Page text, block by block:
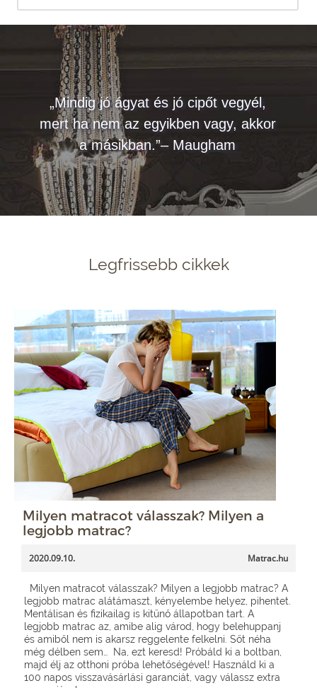
„Mindig jó ágyat és jó cipőt vegyél,
mert ha nem az egyikben vagy, akkor
a másikban.”– Maugham
Legfrissebb cikkek
Milyen matracot válasszak? Milyen a
legjobb matrac?
2020.09.10. Matrac.hu
Milyen matracot válasszak? Milyen a legjobb matrac? A
legjobb matrac alátámaszt, kényelembe helyez, pihentet.
Mentálisan és fizikailag is kitűnő állapotban tart. A
legjobb matrac az, amibe alig várod, hogy belehuppanj
és amiből nem is akarsz reggelente felkelni. Sőt néha
még délben sem… Na, ezt keresd! Próbáld ki a boltban,
majd élj az otthoni próba lehetőségével! Használd ki a
100 napos visszavásárlási garanciát, vagy válassz extra